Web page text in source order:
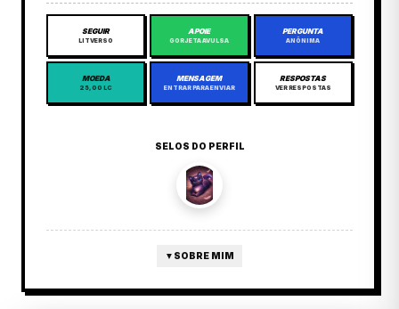
SEGUIR
LITVERSO
APOIE
GORJETA AVULSA
PERGUNTA
ANÔNIMA
MOEDA
25,00 LC
MENSAGEM
ENTRAR PARA ENVIAR
RESPOSTAS
VER RESPOSTAS
SELOS DO PERFIL
▼ SOBRE MIM